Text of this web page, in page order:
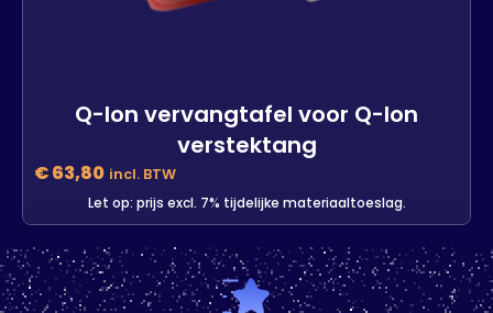
Q-lon vervangtafel voor Q-lon
verstektang
€63,80 incl. BTW
Let op: prijs excl. 7% tijdelijke materiaaltoeslag.
Q-lon vervangtafel voor Q-lon
verstektang